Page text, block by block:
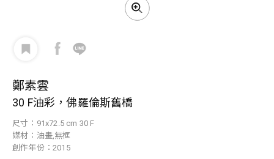
鄭素雲
30 F油彩，佛羅倫斯舊橋
尺寸：91x72.5 cm 30 F
媒材：油畫,無框
創作年份：2015